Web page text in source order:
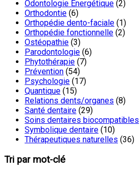
Odontologie Energétique (2)
Orthodontie (6)
Orthopédie dento-faciale (1)
Orthopédie fonctionnelle (2)
Ostéopathie (3)
Parodontologie (6)
Phytothérapie (7)
Prévention (54)
Psychologie (17)
Quantique (15)
Relations dents/organes (8)
Santé dentaire (29)
Soins dentaires biocompatibles
Symbolique dentaire (10)
Thérapeutiques naturelles (36)
Tri par mot-clé